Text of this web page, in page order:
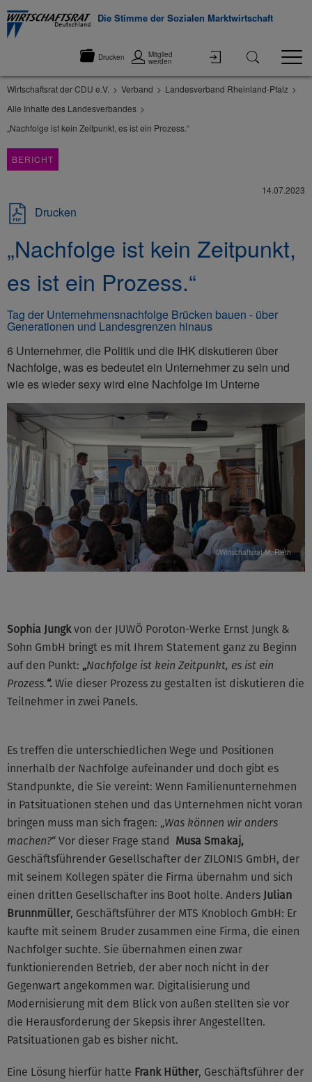
Die Stimme der Sozialen Marktwirtschaft
Drucken Mitglied
werden
Wirtschaftsrat der CDU e.V. Verband
Landesverband Rheinland-Pfalz
Alle Inhalte des Landesverbandes
„Nachfolge ist kein Zeitpunkt, es ist ein Prozess.“
BERICHT
14.07.2023
Drucken
„Nachfolge ist kein Zeitpunkt,
es ist ein Prozess.“
Tag der Unternehmensnachfolge Brücken bauen - über
Generationen und Landesgrenzen hinaus
6 Unternehmer, die Politik und die IHK diskutieren über
Nachfolge, was es bedeutet ein Unternehmer zu sein und
wie es wieder sexy wird eine Nachfolge im Unterne
©Wirtschaftsrat M. Rieth
Sophia Jungkvon der JUWÖ Poroton-Werke Ernst Jungk &
Sohn GmbH bringt es mit Ihrem Statement ganz zu Beginn
auf den Punkt: „Nachfolge ist kein Zeitpunkt, es ist ein
Prozess.“. Wie dieser Prozess zu gestalten ist diskutieren die
Teilnehmer in zwei Panels.
Es treffen die unterschiedlichen Wege und Positionen
innerhalb der Nachfolge aufeinander und doch gibt es
Standpunkte, die Sie vereint: Wenn Familienunternehmen
in Patsituationen stehen und das Unternehmen nicht voran
bringen muss man sich fragen: „Was können wir anders
machen?“ Vor dieser Frage stand Musa Smakaj,
Geschäftsführender Gesellschafter der ZILONIS GmbH, der
mit seinem Kollegen später die Firma übernahm und sich
einen dritten Gesellschafter ins Boot holte. Anders Julian
Brunnmüller, Geschäftsführer der MTS Knobloch GmbH: Er
kaufte mit seinem Bruder zusammen eine Firma, die einen
Nachfolger suchte. Sie übernahmen einen zwar
funktionierenden Betrieb, der aber noch nicht in der
Gegenwart angekommen war. Digitalisierung und
Modernisierung mit dem Blick von außen stellten sie vor
die Herausforderung der Skepsis ihrer Angestellten.
Patsituationen gab es bisher nicht.
Eine Lösung hierfür hatte Frank Hüther, Geschäftsführer der